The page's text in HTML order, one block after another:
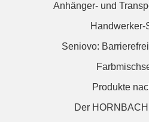
Anhänger- und
Handwerker-
Seniovo:
Produkte
Der